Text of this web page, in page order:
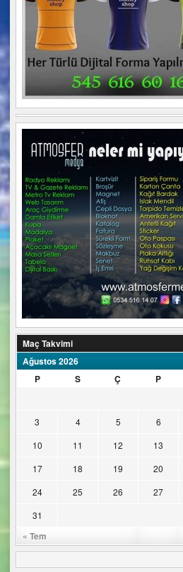
Maç Takvimi
Ağustos 2026
P
S Ç P
« Tem
3
4 5 6
10 11 12 13
17
18 19 20
24
25 26 27
31